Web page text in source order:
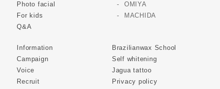
Photo facial
For kids
Q&A
OMIYA
MACHIDA
Information
Campaign
Voice
Recruit
Brazilianwax School
Self whitening
Jagua tattoo
Privacy policy